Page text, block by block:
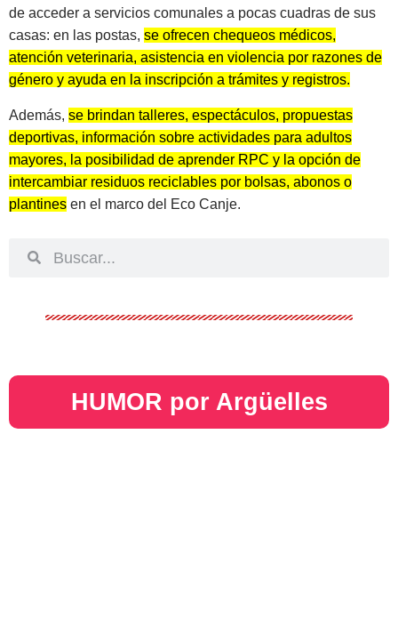
de acceder a servicios comunales a pocas cuadras de sus
casas: en las postas, se ofrecen chequeos médicos,
atención veterinaria, asistencia en violencia por razones de
género y ayuda en la inscripción a trámites y registros.
Además, se brindan talleres, espectáculos, propuestas
deportivas, información sobre actividades para adultos
mayores, la posibilidad de aprender RPC y la opción de
intercambiar residuos reciclables por bolsas, abonos o
plantines en el marco del Eco Canje.
HUMOR por Argüelles​